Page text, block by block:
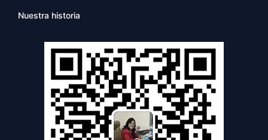
Nuestra historia